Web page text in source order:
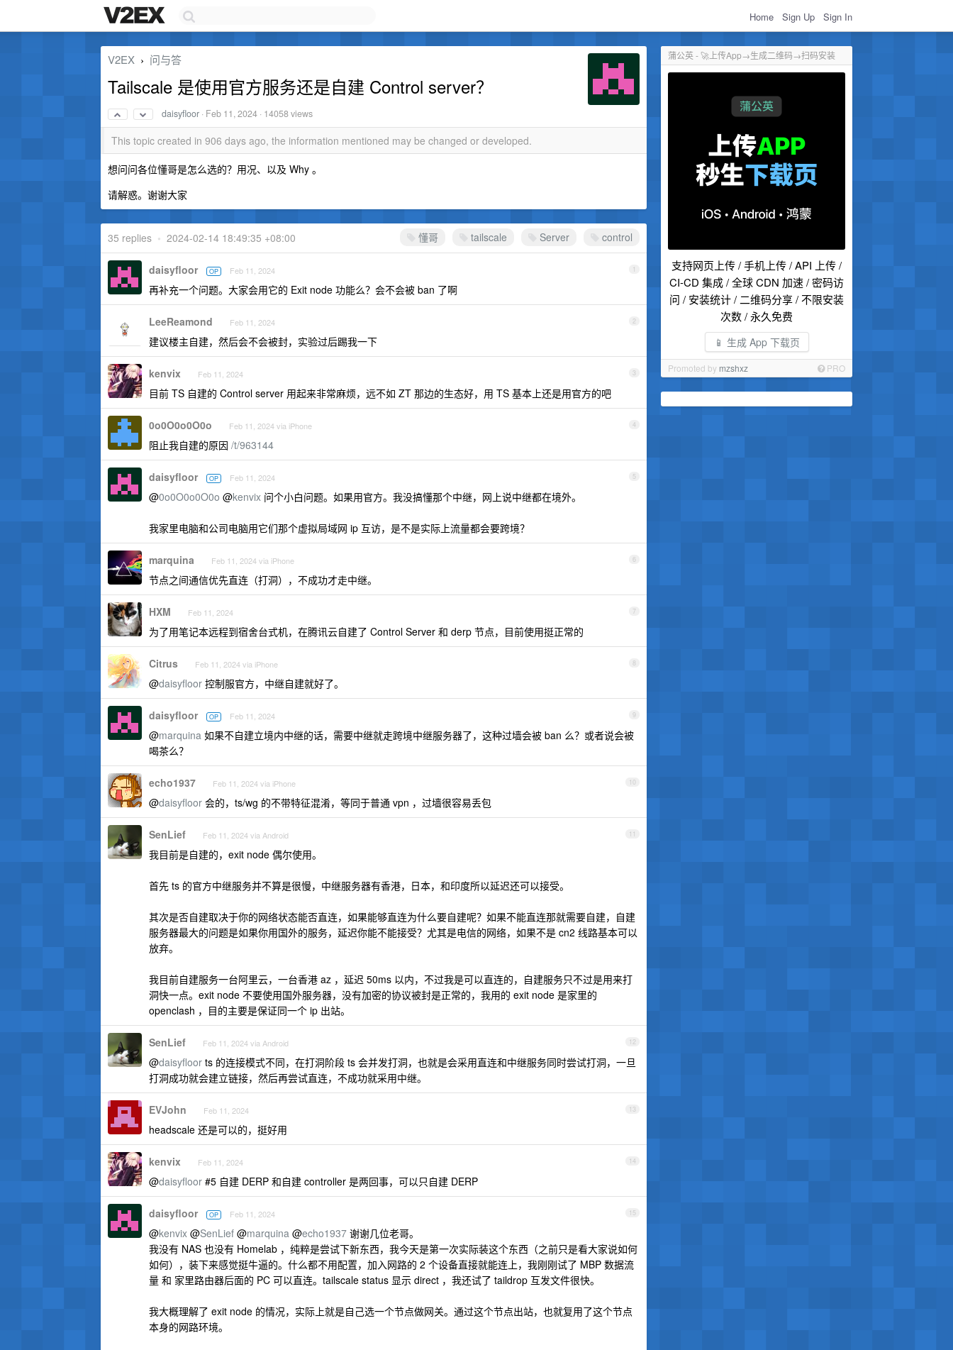
Home Sign Up Sign In
蒲公英 - 🚀上传App→生成二维码→扫码安装
支持网页上传 / 手机上传 / API 上传 /
CI-CD 集成 / 全球 CDN 加速 / 密码访
问 / 安装统计 / 二维码分享 / 不限安装
次数 / 永久免费
📱 生成 App 下载页
Promoted by mzshxz PRO
V2EX › 问与答
Tailscale 是使用官方服务还是自建 Control server？
daisyfloor · Feb 11, 2024 · 14058 views
This topic created in 906 days ago, the information mentioned may be changed or developed.
想问问各位懂哥是怎么选的？用况、以及 Why 。
请解惑。谢谢大家
懂哥 tailscale Server control
35 replies • 2024-02-14 18:49:35 +08:00
1
daisyfloor OP Feb 11, 2024
再补充一个问题。大家会用它的 Exit node 功能么？会不会被 ban 了啊
2
LeeReamond Feb 11, 2024
建议楼主自建，然后会不会被封，实验过后踢我一下
3
kenvix Feb 11, 2024
目前 TS 自建的 Control server 用起来非常麻烦，远不如 ZT 那边的生态好，用 TS 基本上还是用官方的吧
4
0o0O0o0O0o Feb 11, 2024 via iPhone
阻止我自建的原因 /t/963144
5
daisyfloor OP Feb 11, 2024
@0o0O0o0O0o @kenvix 问个小白问题。如果用官方。我没搞懂那个中继，网上说中继都在境外。
我家里电脑和公司电脑用它们那个虚拟局域网 ip 互访，是不是实际上流量都会要跨境？
6
marquina Feb 11, 2024 via iPhone
节点之间通信优先直连（打洞），不成功才走中继。
7
HXM Feb 11, 2024
为了用笔记本远程到宿舍台式机，在腾讯云自建了 Control Server 和 derp 节点，目前使用挺正常的
8
Citrus Feb 11, 2024 via iPhone
@daisyfloor 控制服官方，中继自建就好了。
9
daisyfloor OP Feb 11, 2024
@marquina 如果不自建立境内中继的话，需要中继就走跨境中继服务器了，这种过墙会被 ban 么？或者说会被
喝茶么？
10
echo1937 Feb 11, 2024 via iPhone
@daisyfloor 会的，ts/wg 的不带特征混淆，等同于普通 vpn ，过墙很容易丢包
11
SenLief Feb 11, 2024 via Android
我目前是自建的，exit node 偶尔使用。
首先 ts 的官方中继服务并不算是很慢，中继服务器有香港，日本，和印度所以延迟还可以接受。
其次是否自建取决于你的网络状态能否直连，如果能够直连为什么要自建呢？如果不能直连那就需要自建，自建
服务器最大的问题是如果你用国外的服务，延迟你能不能接受？尤其是电信的网络，如果不是 cn2 线路基本可以
放弃。
我目前自建服务一台阿里云，一台香港 az ，延迟 50ms 以内，不过我是可以直连的，自建服务只不过是用来打
洞快一点。exit node 不要使用国外服务器，没有加密的协议被封是正常的，我用的 exit node 是家里的
openclash ，目的主要是保证同一个 ip 出站。
12
SenLief Feb 11, 2024 via Android
@daisyfloor ts 的连接模式不同，在打洞阶段 ts 会并发打洞，也就是会采用直连和中继服务同时尝试打洞，一旦
打洞成功就会建立链接，然后再尝试直连，不成功就采用中继。
13
EVJohn Feb 11, 2024
headscale 还是可以的，挺好用
14
kenvix Feb 11, 2024
@daisyfloor #5 自建 DERP 和自建 controller 是两回事，可以只自建 DERP
15
daisyfloor OP Feb 11, 2024
@kenvix @SenLief @marquina @echo1937 谢谢几位老哥。
我没有 NAS 也没有 Homelab ，纯粹是尝试下新东西，我今天是第一次实际装这个东西（之前只是看大家说如何
如何），装下来感觉挺牛逼的。什么都不用配置，加入网路的 2 个设备直接就能连上，我刚刚试了 MBP 数据流
量 和 家里路由器后面的 PC 可以直连。tailscale status 显示 direct ，我还试了 taildrop 互发文件很快。
我大概理解了 exit node 的情况，实际上就是自己选一个节点做网关。通过这个节点出站，也就复用了这个节点
本身的网路环境。